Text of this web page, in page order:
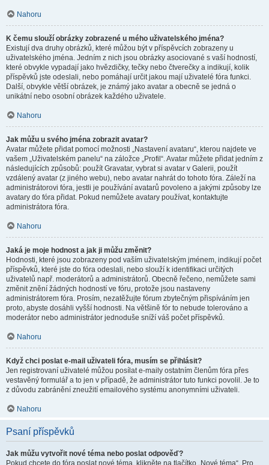
Nahoru
K čemu slouží obrázky zobrazené u mého uživatelského jména?
Existují dva druhy obrázků, které můžou být v příspěvcích zobrazeny u
uživatelského jména. Jedním z nich jsou obrázky asociované s vaší hodností,
které obvykle vypadají jako hvězdičky, tečky nebo čtverečky a indikují, kolik
příspěvků jste odeslali, nebo pomáhají určit jakou mají uživatelé fóra funkci.
Další, obvykle větší obrázek, je známý jako avatar a obecně se jedná o
unikátní nebo osobní obrázek každého uživatele.
Nahoru
Jak můžu u svého jména zobrazit avatar?
Avatar můžete přidat pomocí možnosti „Nastavení avataru“, kterou najdete ve
vašem „Uživatelském panelu“ na záložce „Profil“. Avatar můžete přidat jedním z
následujících způsobů: použít Gravatar, vybrat si avatar v Galerii, použít
vzdálený avatar (z jiného webu), nebo avatar nahrát do tohoto fóra. Záleží na
administrátorovi fóra, jestli je používání avatarů povoleno a jakými způsoby lze
avatary do fóra přidat. Pokud nemůžete avatary používat, kontaktujte
administrátora fóra.
Nahoru
Jaká je moje hodnost a jak ji můžu změnit?
Hodnosti, které jsou zobrazeny pod vaším uživatelským jménem, indikují počet
příspěvků, které jste do fóra odeslali, nebo slouží k identifikaci určitých
uživatelů např. moderátorů a administrátorů. Obecně řečeno, nemůžete sami
změnit znění žádných hodností ve fóru, protože jsou nastaveny
administrátorem fóra. Prosím, nezatěžujte fórum zbytečným přispíváním jen
proto, abyste dosáhli vyšší hodnosti. Na většině fór to nebude tolerováno a
moderátor nebo administrátor jednoduše sníží váš počet příspěvků.
Nahoru
Když chci poslat e-mail uživateli fóra, musím se přihlásit?
Jen registrovaní uživatelé můžou posílat e-maily ostatním členům fóra přes
vestavěný formulář a to jen v případě, že administrátor tuto funkci povolil. Je to
z důvodu zabránění zneužití emailového systému anonymními uživateli.
Nahoru
Psaní příspěvků
Jak můžu vytvořit nové téma nebo poslat odpověď?
Pokud chcete do fóra poslat nové téma, klikněte na tlačítko „Nové téma“. Pro